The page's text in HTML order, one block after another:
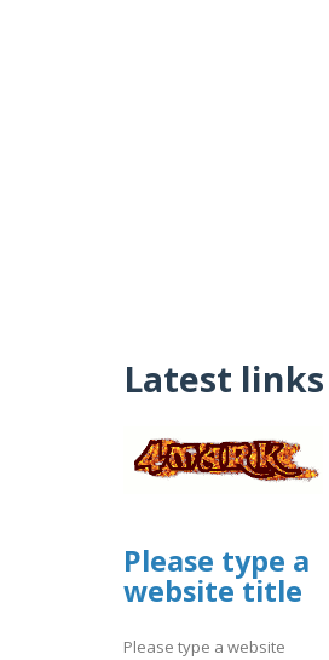
Latest links
Please type a
website title
Please type a website